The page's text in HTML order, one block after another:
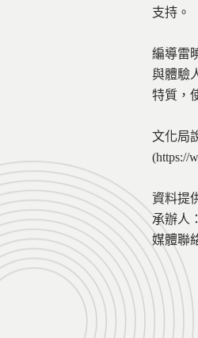
支持。
編導雷
與體驗
特質，
文化局
(https://
資料提
承辦人
媒體聯